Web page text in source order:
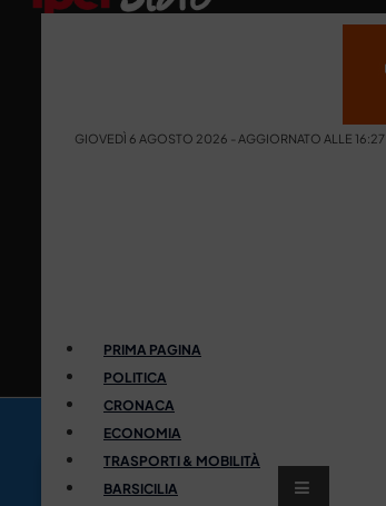
GIOVEDÌ 6 AGOSTO 2026 - AGGIORNATO ALLE 16:27
PRIMA PAGINA
POLITICA
CRONACA
ECONOMIA
TRASPORTI & MOBILITÀ
BARSICILIA